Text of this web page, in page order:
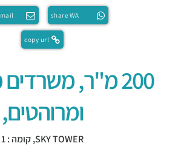
share WA
copy url
200 מ"ר,
ומרוהטים,
SKY TOWER, קומה : 1